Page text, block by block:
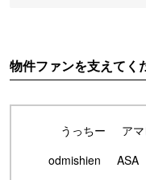
物件ファンを支えてく
うっちー ア
odmishien
ASA